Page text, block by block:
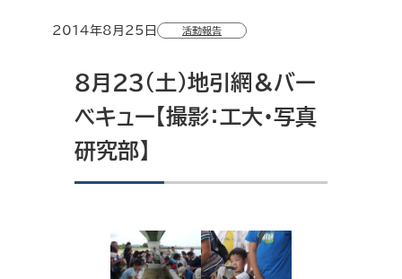
2014年8月25日 活動報告
8月23（土）地引網＆バー
ベキュー【撮影：工大・写真
研究部】